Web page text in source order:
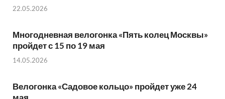
22.05.2026
Многодневная велогонка «Пять колец Москвы»
пройдет с 15 по 19 мая
14.05.2026
Велогонка «Садовое кольцо» пройдет уже 24